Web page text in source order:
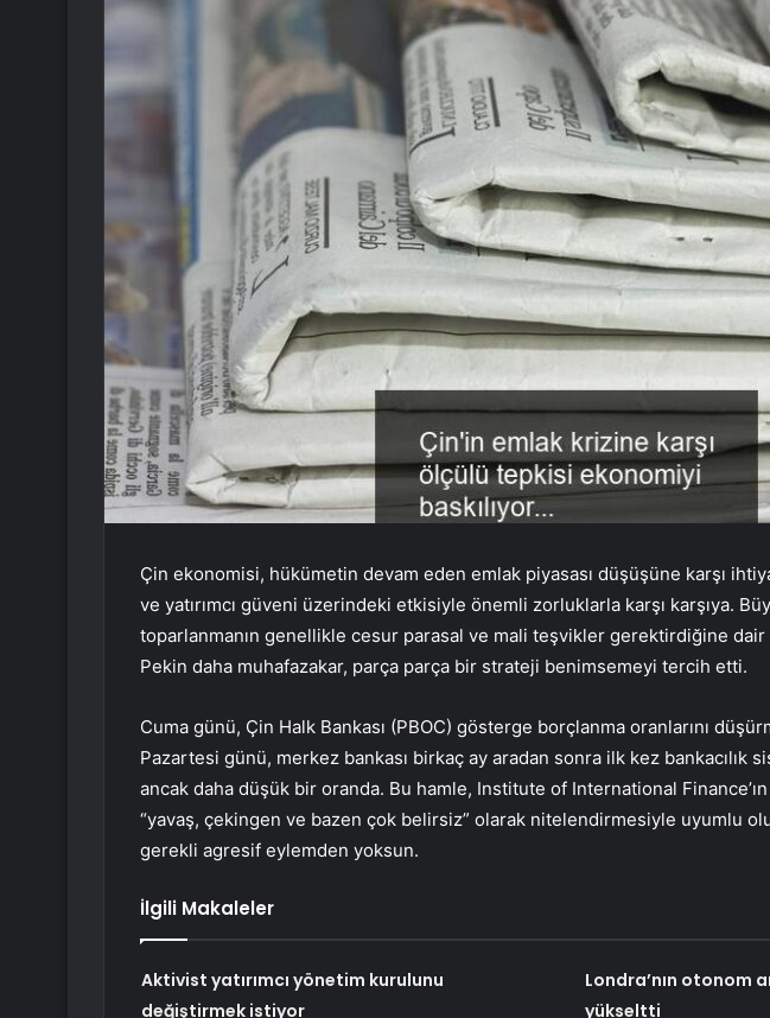
Çin ekonomisi, hükümetin devam eden emlak piyasası düşüşüne karşı
ve yatırımcı güveni üzerindeki etkisiyle önemli zorluklarla karşı karşıya.
toparlanmanın genellikle cesur parasal ve mali teşvikler gerektirdiğine dair
Pekin daha muhafazakar, parça parça bir strateji benimsemeyi tercih etti.
Cuma günü, Çin Halk Bankası (PBOC) gösterge borçlanma oranlarını
Pazartesi günü, merkez bankası birkaç ay aradan sonra ilk kez bankacılık
ancak daha düşük bir oranda. Bu hamle, Institute of International
“yavaş, çekingen ve bazen çok belirsiz” olarak nitelendirmesiyle uyumlu
gerekli agresif eylemden yoksun.
İlgili Makaleler
Aktivist yatırımcı yönetim kurulunu
değiştirmek istiyor
Londra’nın otonom
yükseltti